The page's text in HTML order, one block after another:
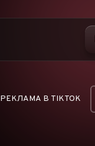
РЕКЛАМА В TIKTOK